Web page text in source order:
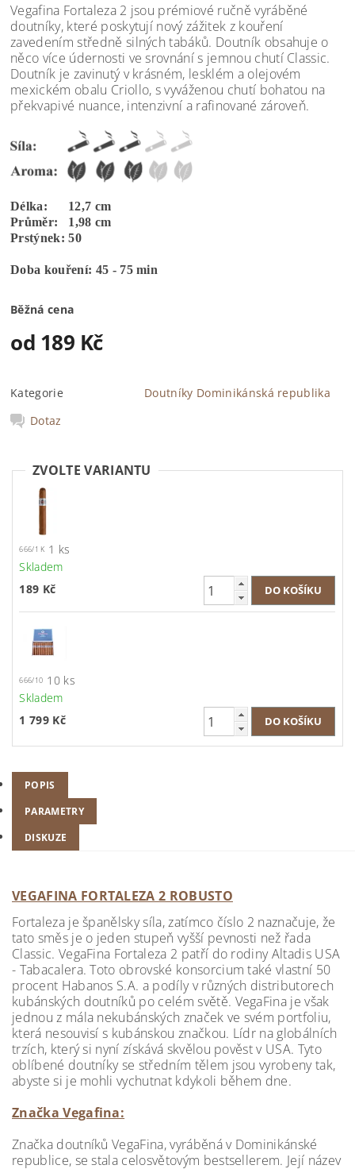
Vegafina Fortaleza 2 jsou prémiové ručně vyráběné
doutníky, které poskytují nový zážitek z kouření
zavedením středně silných tabáků. Doutník obsahuje o
něco více údernosti ve srovnání s jemnou chutí Classic.
Doutník je zavinutý v krásném, lesklém a olejovém
mexickém obalu Criollo, s vyváženou chutí bohatou na
překvapivé nuance, intenzivní a rafinované zároveň.
Délka: 12,7 cm
Průměr: 1,98 cm
Prstýnek: 50
Doba kouření: 45 - 75 min
Běžná cena
od 189 Kč
Kategorie
Doutníky Dominikánská republika
Dotaz
ZVOLTE VARIANTU
666/1 K 1 ks
Skladem
189 Kč
666/10 10 ks
Skladem
1 799 Kč
POPIS
PARAMETRY
DISKUZE
VEGAFINA FORTALEZA 2 ROBUSTO
Fortaleza je španělsky síla, zatímco číslo 2 naznačuje, že
tato směs je o jeden stupeň vyšší pevnosti než řada
Classic. VegaFina Fortaleza 2 patří do rodiny Altadis USA
- Tabacalera. Toto obrovské konsorcium také vlastní 50
procent Habanos S.A. a podíly v různých distributorech
kubánských doutníků po celém světě. VegaFina je však
jednou z mála nekubánských značek ve svém portfoliu,
která nesouvisí s kubánskou značkou. Lídr na globálních
trzích, který si nyní získává skvělou pověst v USA. Tyto
oblíbené doutníky se středním tělem jsou vyrobeny tak,
abyste si je mohli vychutnat kdykoli během dne.
Značka Vegafina:
Značka doutníků VegaFina, vyráběná v Dominikánské
republice, se stala celosvětovým bestsellerem. Její název